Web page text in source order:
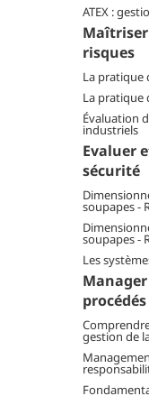
ATEX :
risques
La pratique
La pratique
Évaluation
industriels
Evaluer
sécurité
soupapes -
soupapes -
Les
procédés
gestion de